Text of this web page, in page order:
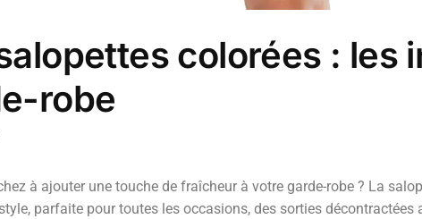
colorées : les
robe
à ajouter une touche de fraîcheur à votre garde-robe ? La
parfaite pour toutes les occasions, des sorties